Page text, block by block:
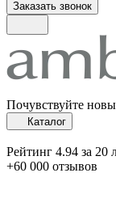
Заказать звонок
Почувствуйте
Каталог
Рейтинг 4.94 за 20
+60 000 отзывов